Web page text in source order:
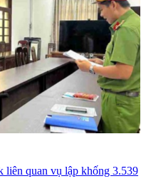
quan vụ lập khống 3.539